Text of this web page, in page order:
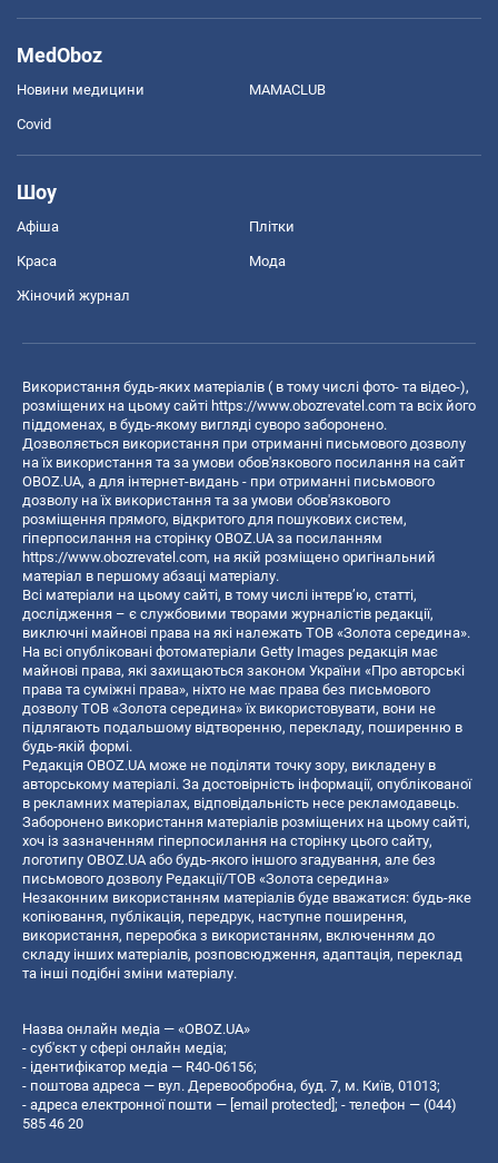
MedOboz
Новини медицини MAMACLUB
Covid
Шоу
Афіша Плітки
Краса Мода
Жіночий журнал
Використання будь-яких матеріалів ( в тому числі фото- та відео-),
розміщених на цьому сайті https://www.obozrevatel.com та всіх його
піддоменах, в будь-якому вигляді суворо заборонено.
Дозволяється використання при отриманні письмового дозволу
на їх використання та за умови обов'язкового посилання на сайт
OBOZ.UA, а для інтернет-видань - при отриманні письмового
дозволу на їх використання та за умови обов'язкового
розміщення прямого, відкритого для пошукових систем,
гіперпосилання на сторінку OBOZ.UA за посиланням
https://www.obozrevatel.com, на якій розміщено оригінальний
матеріал в першому абзаці матеріалу.
Всі матеріали на цьому сайті, в тому числі інтерв’ю, статті,
дослідження – є службовими творами журналістів редакції,
виключні майнові права на які належать ТОВ «Золота середина».
На всі опубліковані фотоматеріали Getty Images редакція має
майнові права, які захищаються законом України «Про авторські
права та суміжні права», ніхто не має права без письмового
дозволу ТОВ «Золота середина» їх використовувати, вони не
підлягають подальшому відтворенню, перекладу, поширенню в
будь-якій формі.
Редакція OBOZ.UA може не поділяти точку зору, викладену в
авторському матеріалі. За достовірність інформації, опублікованої
в рекламних матеріалах, відповідальність несе рекламодавець.
Заборонено використання матеріалів розміщених на цьому сайті,
хоч із зазначенням гіперпосилання на сторінку цього сайту,
логотипу OBOZ.UA або будь-якого іншого згадування, але без
письмового дозволу Редакції/ТОВ «Золота середина»
Незаконним використанням матеріалів буде вважатися: будь-яке
копiювання, публiкацiя, передрук, наступне поширення,
використання, переробка з використанням, включенням до
складу інших матеріалів, розповсюдження, адаптація, переклад
та інші подібні зміни матеріалу.
Назва онлайн медіа — «OBOZ.UA»
- суб'єкт у сфері онлайн медіа;
- ідентифікатор медіа — R40-06156;
- поштова адреса — вул. Деревообробна, буд. 7, м. Київ, 01013;
- адреса електронної пошти — [email protected] ; - телефон — (044)
585 46 20